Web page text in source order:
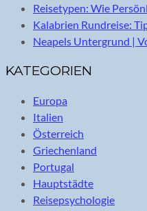
Reisetypen: Wie
Kalabrien Rundreise:
Neapels Untergrund |
KATEGORIEN
Europa
Italien
Österreich
Griechenland
Portugal
Hauptstädte
Reisepsychologie